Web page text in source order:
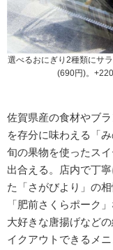
選べるおにぎり2種類にサ
(690円)。
佐賀県産の食材やブ
を存分に味わえる「
旬の果物を使ったス
出合える。店内で丁
た「さがびより」の
「肥前さくらポーク
大好きな唐揚げなど
イクアウトできるメ